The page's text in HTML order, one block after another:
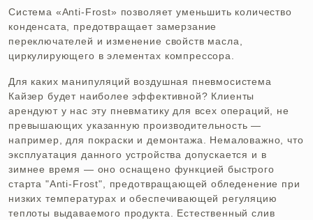
Система «Anti-Frost» позволяет уменьшить количество
конденсата, предотвращает замерзание
переключателей и изменение свойств масла,
циркулирующего в элементах компрессора.
Для каких манипуляций воздушная пневмосистема
Кайзер будет наиболее эффективной? Клиенты
арендуют у нас эту пневматику для всех операций, не
превышающих указанную производительность —
например, для покраски и демонтажа. Немаловажно, что
эксплуатация данного устройства допускается и в
зимнее время — оно оснащено функцией быстрого
старта "Anti-Frost", предотвращающей обледенение при
низких температурах и обеспечивающей регуляцию
теплоты выдаваемого продукта. Естественный слив